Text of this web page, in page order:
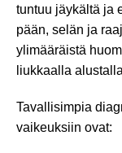
tuntuu jäykältä ja
pään, selän ja
ylimääräistä
liukkaalla
Tavallisimpia
vaikeuksiin ovat: